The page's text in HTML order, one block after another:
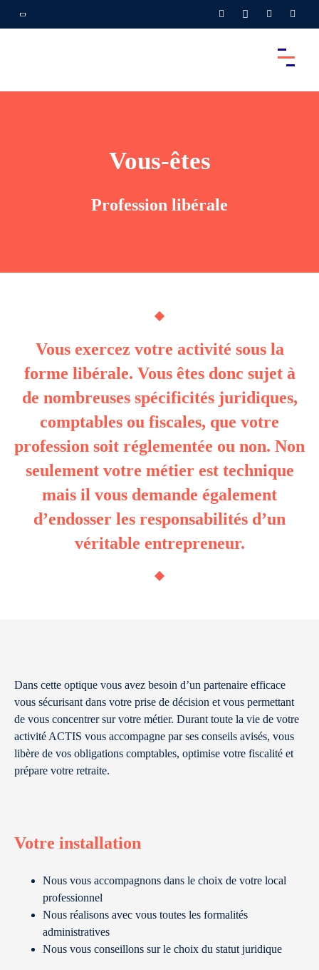
Vous-êtes
Profession libérale
Vous exercez votre activité sous la
forme libérale. Vous êtes donc sujet à
de nombreuses spécificités juridiques,
comptables ou fiscales, que votre
profession soit réglementée ou non. Non
seulement votre métier est technique
mais il vous demande également
d’endosser les responsabilités d’un
véritable entrepreneur.
Dans cette optique vous avez besoin d’un partenaire efficace
vous sécurisant dans votre prise de décision et vous permettant
de vous concentrer sur votre métier. Durant toute la vie de votre
activité ACTIS vous accompagne par ses conseils avisés, vous
libère de vos obligations comptables, optimise votre fiscalité et
prépare votre retraite.
Votre installation
Nous vous accompagnons dans le choix de votre local
professionnel
Nous réalisons avec vous toutes les formalités
administratives
Nous vous conseillons sur le choix du statut juridique